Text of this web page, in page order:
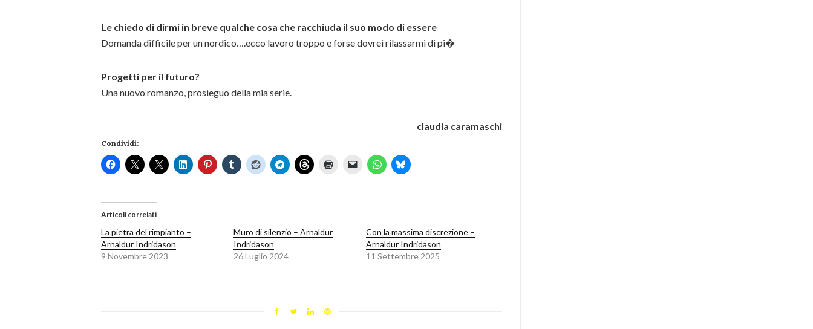
Le chiedo di dirmi in breve qualche cosa che racchiuda il suo modo di essere
Domanda difficile per un nordico….ecco lavoro troppo e forse dovrei rilassarmi di pi�
Progetti per il futuro?
Una nuovo romanzo, prosieguo della mia serie.
claudia caramaschi
Condividi:
Articoli correlati
La pietra del rimpianto –
Arnaldur Indridason
9 Novembre 2023
Muro di silenzio – Arnaldur
Indridason
26 Luglio 2024
Con la massima discrezione –
Arnaldur Indridason
11 Settembre 2025